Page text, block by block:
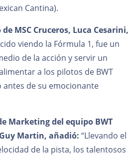
Cantina).
MSC Cruceros, Luca Cesarini,
viendo la Fórmula 1, fue un
de la acción y servir un
a los pilotos de BWT
antes de su emocionante
Marketing del equipo BWT
Martin, añadió: “Llevando el
de la pista, los talentosos